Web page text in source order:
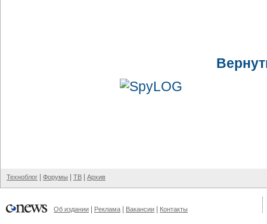
Техноблог Форумы ТВ Архив
Об издании Реклама Вакансии Контакты